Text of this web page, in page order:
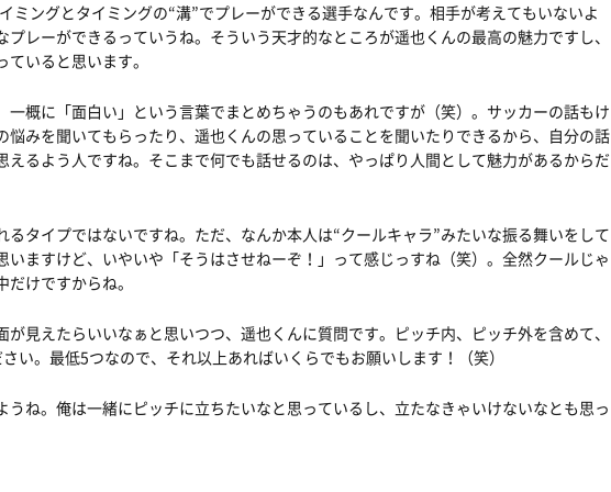
ミングとタイミングの“溝”でプレーができる選手なんです。相手が考えてもいないよ
レーができるっていうね。そういう天才的なところが遥也くんの最高の魅力ですし、
いると思います。
概に「面白い」という言葉でまとめちゃうのもあれですが（笑）。サッカーの話もけ
悩みを聞いてもらったり、遥也くんの思っていることを聞いたりできるから、自分の話
えるよう人ですね。そこまで何でも話せるのは、やっぱり人間として魅力があるからだ
タイプではないですね。ただ、なんか本人は“クールキャラ”みたいな振る舞いをして
ますけど、いやいや「そうはさせねーぞ！」って感じっすね（笑）。全然クールじゃ
けですからね。
見えたらいいなぁと思いつつ、遥也くんに質問です。ピッチ内、ピッチ外を含めて、
い。最低5つなので、それ以上あればいくらでもお願いします！（笑）
ね。俺は一緒にピッチに立ちたいなと思っているし、立たなきゃいけないなとも思っ